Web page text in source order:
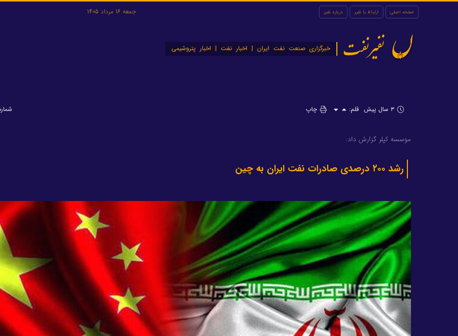
صفحه اصلی ارتباط با نفیر درباره نفیر جمعه 16 مرداد 1405
نفیرنفت خبرگزاری صنعت نفت ایران | اخبار نفت | اخبار پتروشیمی
۳ سال پیش قلم: چاپ شماره:
موسسه کپلر گزارش داد:
رشد ۲۰۰ درصدی صادرات نفت ایران به چین